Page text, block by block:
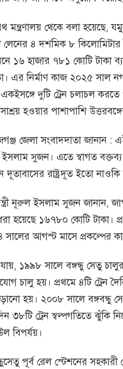
মন্ত্রণালয় থেকে বলা হয়েছে,
৪ দশমিক ৮ কিলোমিটার
১৬ হাজার ৭৮১ কোটি টাকা
এর নির্মাণ কাজ ২০২৫ সাল
দুটি ট্রেন চলাচল
হওয়ার পাশাপাশি
জেলা সংবাদদাতা জানান :
সুজন। এতে স্বাগত বক্তব্য
দূতাবাসের রাষ্ট্রদূত ইতো নাওকি
নূরুল ইসলাম সুজন জানান,
হয়েছে ১৬৭৮০ কোটি টাকা।
সালের আগস্ট মাসে প্রকল্পের
১৯৯৮ সালে বঙ্গন্ধু সেতু
চালু হয়। প্রথমে ৪টি ট্রেন
হয়। ২০০৮ সালে বঙ্গবন্ধু
৩৮টি ট্রেন স্বল্পগতিতে
বিপর্যয়।
পূর্ব রেল স্টেশনের